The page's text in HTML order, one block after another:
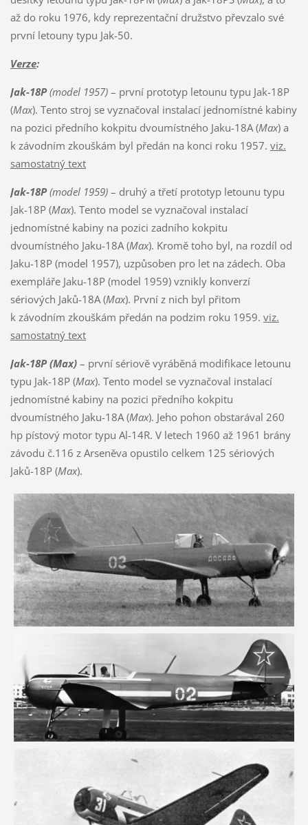
až do roku 1976, kdy reprezentační družstvo převzalo své
první letouny typu Jak-50.
Verze:
Jak-18P(model 1957)– první prototyp letounu typu Jak-18P
(Max). Tento stroj se vyznačoval instalací jednomístné kabiny
na pozici předního kokpitu dvoumístného Jaku-18A (Max) a
k závodním zkouškám byl předán na konci roku 1957. viz.
samostatný text
Jak-18P(model 1959)– druhý a třetí prototyp letounu typu
Jak-18P (Max). Tento model se vyznačoval instalací
jednomístné kabiny na pozici zadního kokpitu
dvoumístného Jaku-18A (Max). Kromě toho byl, na rozdíl od
Jaku-18P (model 1957), uzpůsoben pro let na zádech. Oba
exempláře Jaku-18P (model 1959) vznikly konverzí
sériových Jaků-18A (Max). První z nich byl přitom
k závodním zkouškám předán na podzim roku 1959. viz.
samostatný text
Jak-18P (Max)– první sériově vyráběná modifikace letounu
typu Jak-18P (Max). Tento model se vyznačoval instalací
jednomístné kabiny na pozici předního kokpitu
dvoumístného Jaku-18A (Max). Jeho pohon obstarával 260
hp pístový motor typu Al-14R. V letech 1960 až 1961 brány
závodu č.116 z Arseněva opustilo celkem 125 sériových
Jaků-18P (Max).